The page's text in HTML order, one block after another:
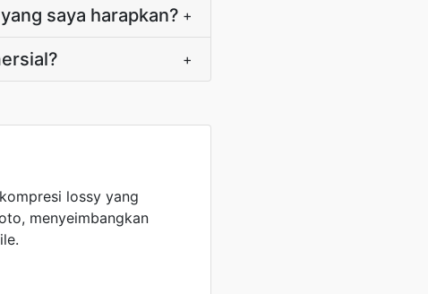
saya harapkan? +
+
lossy yang
menyeimbangkan